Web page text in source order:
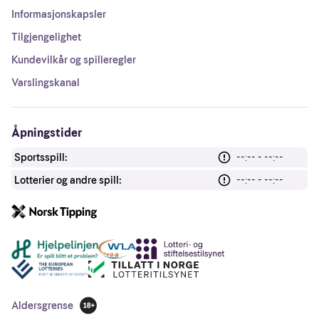
Informasjonskapsler
Tilgjengelighet
Kundevilkår og spilleregler
Varslingskanal
Åpningstider
Sportsspill:
--:-- - --:--
Lotterier og andre spill:
--:-- - --:--
Andre lenker
Aldersgrense
18 år